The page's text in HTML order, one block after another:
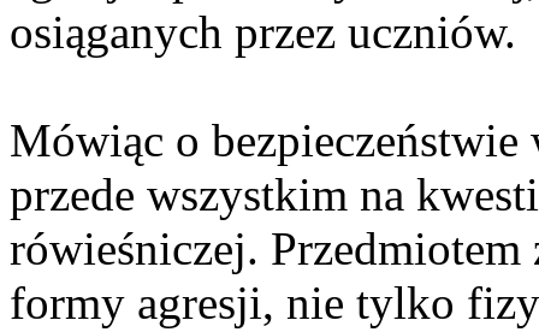
osiąganych przez uczniów.
Mówiąc o bezpieczeństwie
przede wszystkim na
rówieśniczej. Przedmiotem
formy agresji, nie tylko